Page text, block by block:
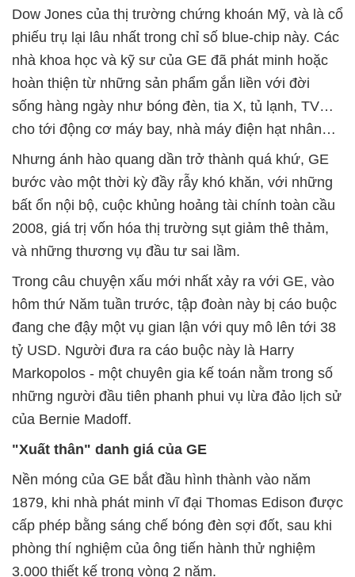
Dow Jones của thị trường chứng khoán Mỹ, và là cổ
phiếu trụ lại lâu nhất trong chỉ số blue-chip này. Các
nhà khoa học và kỹ sư của GE đã phát minh hoặc
hoàn thiện từ những sản phẩm gắn liền với đời
sống hàng ngày như bóng đèn, tia X, tủ lạnh, TV…
cho tới động cơ máy bay, nhà máy điện hạt nhân…
Nhưng ánh hào quang dần trở thành quá khứ, GE
bước vào một thời kỳ đầy rẫy khó khăn, với những
bất ổn nội bộ, cuộc khủng hoảng tài chính toàn cầu
2008, giá trị vốn hóa thị trường sụt giảm thê thảm,
và những thương vụ đầu tư sai lầm.
Trong câu chuyện xấu mới nhất xảy ra với GE, vào
hôm thứ Năm tuần trước, tập đoàn này bị cáo buộc
đang che đậy một vụ gian lận với quy mô lên tới 38
tỷ USD. Người đưa ra cáo buộc này là Harry
Markopolos - một chuyên gia kế toán nằm trong số
những người đầu tiên phanh phui vụ lừa đảo lịch sử
của Bernie Madoff.
"Xuất thân" danh giá của GE
Nền móng của GE bắt đầu hình thành vào năm
1879, khi nhà phát minh vĩ đại Thomas Edison được
cấp phép bằng sáng chế bóng đèn sợi đốt, sau khi
phòng thí nghiệm của ông tiến hành thử nghiệm
3.000 thiết kế trong vòng 2 năm.